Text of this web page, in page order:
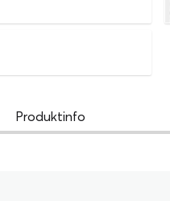
Produktinfo